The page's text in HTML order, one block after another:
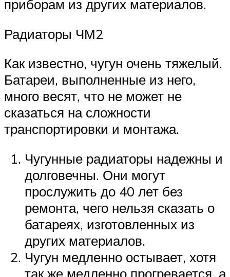
приборам из других материалов.
Радиаторы ЧМ2
Как известно, чугун очень тяжелый.
Батареи, выполненные из него,
много весят, что не может не
сказаться на сложности
транспортировки и монтажа.
Чугунные радиаторы надежны и
долговечны. Они могут
прослужить до 40 лет без
ремонта, чего нельзя сказать о
батареях, изготовленных из
других материалов.
Чугун медленно остывает, хотя
так же медленно прогревается, а